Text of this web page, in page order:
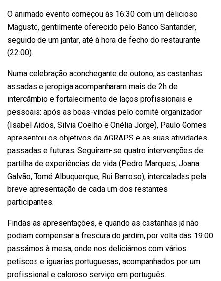
O animado evento começou às 16:30 com um delicioso
Magusto, gentilmente oferecido pelo Banco Santander,
seguido de um jantar, até à hora de fecho do restaurante
(22:00).
Numa celebração aconchegante de outono, as castanhas
assadas e jeropiga acompanharam mais de 2h de
intercâmbio e fortalecimento de laços profissionais e
pessoais: após as boas-vindas pelo comité organizador
(Isabel Aidos, Silvia Coelho e Onélia Jorge), Paulo Gomes
apresentou os objetivos da AGRAPS e as suas atividades
passadas e futuras. Seguiram-se quatro intervenções de
partilha de experiências de vida (Pedro Marques, Joana
Galvão, Tomé Albuquerque, Rui Barroso), intercaladas pela
breve apresentação de cada um dos restantes
participantes.
Findas as apresentações, e quando as castanhas já não
podiam compensar a frescura do jardim, por volta das 19:00
passámos à mesa, onde nos deliciámos com vários
petiscos e iguarias portuguesas, acompanhados por um
profissional e caloroso serviço em português.